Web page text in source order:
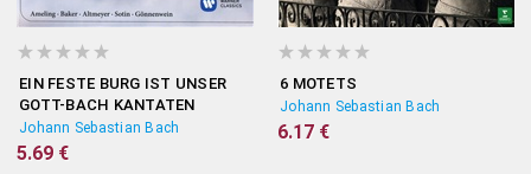
EIN FESTE BURG IST UNSER
GOTT-BACH KANTATEN
Johann Sebastian Bach
5.69 €
6 MOTETS
Johann Sebastian Bach
6.17 €